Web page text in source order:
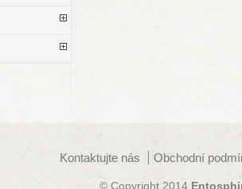
Kontaktujte nás Obchodní
© Copyright 2014